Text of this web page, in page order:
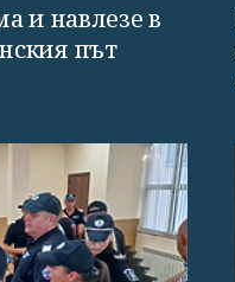
и навлезе в
път